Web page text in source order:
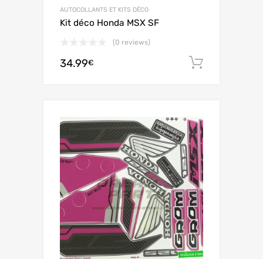
AUTOCOLLANTS ET KITS DÉCO
Kit déco Honda MSX SF
(0 reviews)
34.99€